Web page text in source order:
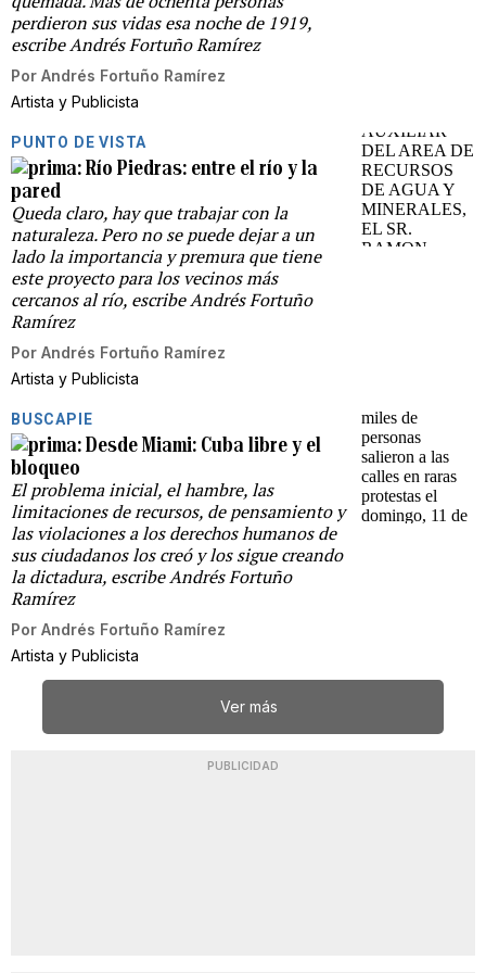
perdieron sus vidas esa noche de 1919,
escribe Andrés Fortuño Ramírez
Por Andrés Fortuño Ramírez
Artista y Publicista
PUNTO DE VISTA
Río Piedras: entre el río y la
pared
Queda claro, hay que trabajar con la
naturaleza. Pero no se puede dejar a un
lado la importancia y premura que tiene
este proyecto para los vecinos más
cercanos al río, escribe Andrés Fortuño
Ramírez
Por Andrés Fortuño Ramírez
Artista y Publicista
BUSCAPIE
Desde Miami: Cuba libre y el
bloqueo
El problema inicial, el hambre, las
limitaciones de recursos, de pensamiento y
las violaciones a los derechos humanos de
sus ciudadanos los creó y los sigue creando
la dictadura, escribe Andrés Fortuño
Ramírez
Por Andrés Fortuño Ramírez
Artista y Publicista
Ver más
PUBLICIDAD